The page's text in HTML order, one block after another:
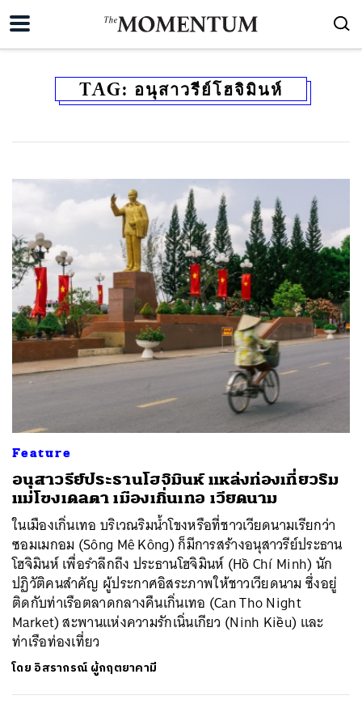
TAG: อนุสาวรีย์โฮจิมินห์
Feature
อนุสาวรีย์ประธานโฮจิมินห์ แหล่งท่องเที่ยวริม
แม่โขงเดลตา เมืองเกิ่นเทอ เวียดนาม
ในเมืองเกิ่นเทอ บริเวณริมน้ำโขงหรือที่ชาวเวียดนามเรียกว่า
ซอมเมกอม (Sông Mê Kông) ก็มีการสร้างอนุสาวรีย์ประธาน
โฮจิมินห์ เพื่อรำลึกถึง ประธานโฮจิมินห์ (Hồ Chí Minh) นัก
ปฏิวัติคนสำคัญ ผู้ประกาศอิสระภาพให้ชาวเวียดนาม ซึ่งอยู่
ติดกับท่าเรือตลาดกลางคืนเกิ่นเทอ (Can Tho Night
Market) สะพานแห่งความรักเนิ่นเกียว (Ninh Kiều) และ
ท่าเรือท่องเที่ยว
โดย อิสรากรณ์ ผู้กฤตยาคามี